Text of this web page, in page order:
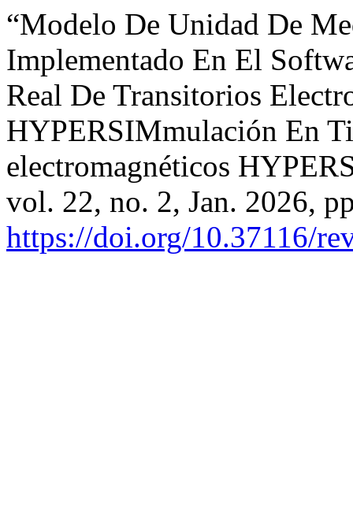
“Modelo De Unidad De
Implementado En El
Real De Transitorios
HYPERSIMmulación En
electromagnéticos
vol. 22, no. 2, Jan. 2026,
https://doi.org/10.37116/